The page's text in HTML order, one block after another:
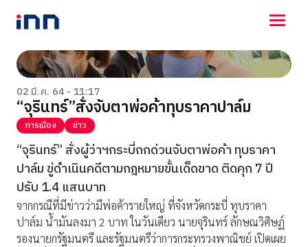
NEWS
ENTERTAINMENT
LIFESTYLE
HOROSCOPE
LOTTERY
VIDEO
ร่วมด้วยช่วยกัน
02 มี.ค. 64 - 11:17
“จุรินทร์”สั่งจับตาพ่อค้าทุบราคาปาล์ม
การเมือง ข่าว
“จุรินทร์” สั่งผู้ว่าฯกระบี่ถกด่วนจับตาพ่อค้า ทุบราคา
ปาล์ม ขู่ดำเนินคดีตามกฎหมายขั้นเด็ดขาด ติดคุก 7 ปี
ปรับ 1.4 แสนบาท
จากกรณีที่มีข่าวว่ามีพ่อค้ารายใหญ่ ที่จังหวัดกระบี่ ทุบราคา
ปาล์ม น้ำมันลงมา 2 บาท ในวันเดียว นายจุรินทร์ ลักษณวิศิษฏ์
รองนายกรัฐมนตรี และรัฐมนตรีว่าการกระทรวงพาณิชย์ เปิดเผย